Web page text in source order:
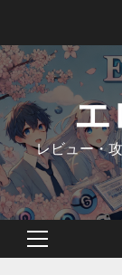
content
エ
レビュー・
Primary